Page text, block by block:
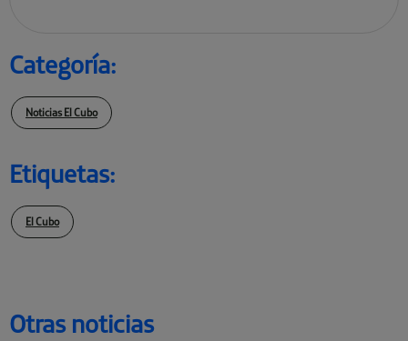
Otras noticias
Categoría:
Noticias El Cubo
Etiquetas:
El Cubo